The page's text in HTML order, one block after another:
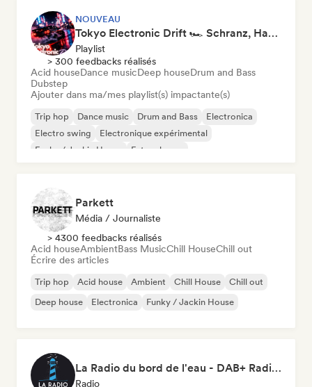
NOUVEAU
Tokyo Electronic Drift 🏎️ Schranz, Hard Techno & Anime EDM
Playlist
> 300 feedbacks réalisés
Acid houseDance musicDeep houseDrum and Bass
Dubstep
Ajouter dans ma/mes playlist(s) impactante(s)
Trip hop Dance music Drum and Bass
Electronica
Electro swing
Electronique expérimental
Funky / Jackin House
Future house
Parkett
Média / Journaliste
> 4300 feedbacks réalisés
Acid houseAmbientBass MusicChill HouseChill out
Écrire des articles
Trip hop Acid house Ambient Chill House
Chill out
Deep house
Electronica Funky / Jackin House
La Radio du bord de l'eau - DAB+ Radio Station (Switzerland)
Radio